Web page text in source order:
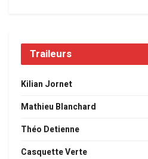
Traileurs
Kilian Jornet
Mathieu Blanchard
Théo Detienne
Casquette Verte